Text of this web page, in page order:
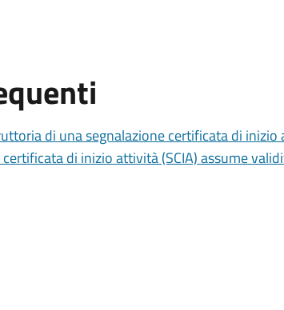
di una segnalazione certificata di inizio
di inizio attività (SCIA) assume